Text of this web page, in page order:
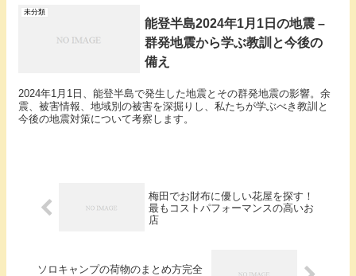
未分類
能登半島2024年1月1日の地震 –
群発地震から学ぶ教訓と今後の
備え
2024年1月1日、能登半島で発生した地震とその群発地震の影響。余
震、被害情報、地域別の被害を深掘りし、私たちが学ぶべき教訓と
今後の地震対策について考察します。
梅田でお財布に優しい花屋を探す！
最もコストパフォーマンスの高いお
店
ソロキャンプの荷物のまとめ方完全